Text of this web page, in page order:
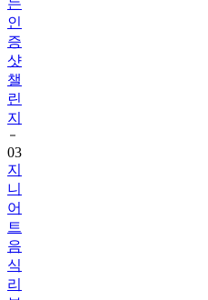
증
샷
챌
린
지
03
지
니
어
트
음
식
리
뷰
챌